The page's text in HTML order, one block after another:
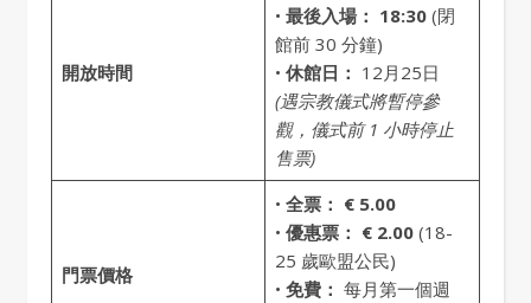
開放時間
• 最後入場： 18:30(閉
館前 30 分鐘)
• 休館日： 12月25日
(遇宗教儀式將暫停參
觀，儀式前 1 小時停止
售票)
門票價格
• 全票： € 5.00
• 優惠票： € 2.00(18-
25 歲歐盟公民)
• 免費： 每月第一個週